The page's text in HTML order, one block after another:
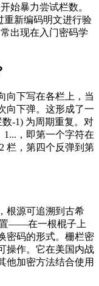
始暴力尝试栏数。
重新编码明文进行验
出现在入门密码学
向下写在各栏上，当
向下弹。这形成了一
-1) 为周期重复。对
1...，即第一个字符在
栏，第四个反弹到第
根源可追溯到古希
置——在一根棍子上
码的形式。栅栏密
操作。它在美国内战
他加密方法结合使用